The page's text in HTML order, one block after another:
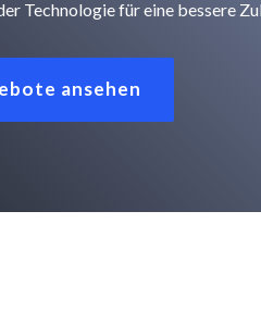
Technologie für eine bessere
ansehen